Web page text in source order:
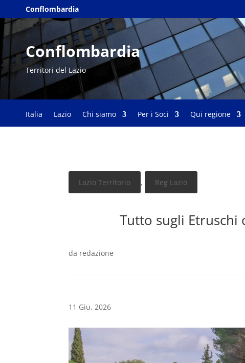
Conflombardia
Conflombardia
Territori del Lazio
Italia Lazio Chi siamo Per i Soci Qui regione
Lazio Territorio , Reg Lazio
Tutto sugli Etruschi
da redazione
11 Giu, 2026